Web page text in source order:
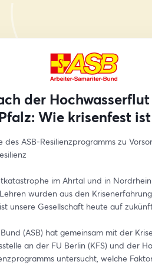
der
Wie krisenfest
des ASB-Resilienzprogramms zu
im Ahrtal und in
wurden aus den
unsere Gesellschaft heute auf
(ASB) hat gemeinsam mit der
an der FU Berlin (KFS) und der
untersucht, welche